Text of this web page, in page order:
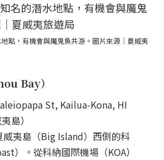
點，有機會與魔鬼魚共游。圖片來源｜夏威夷
Bay）
St, Kailua-Kona, HI
島）
威夷島（Big Island）西側的科
）。從科納國際機場（KOA）